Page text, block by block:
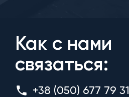
Как с нами
связаться:
+38 (050) 677 79 31